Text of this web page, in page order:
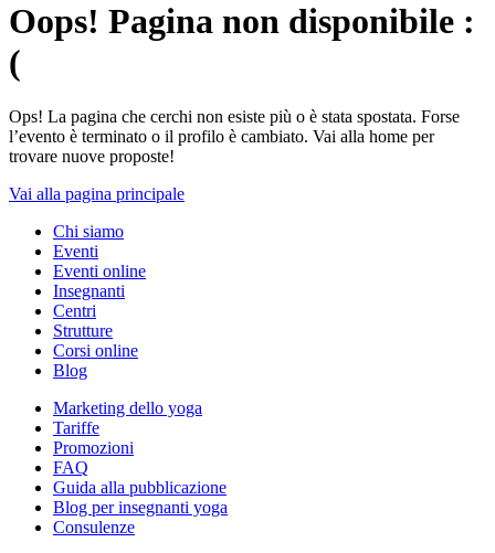
Oops! Pagina non disponibile :
(
Ops! La pagina che cerchi non esiste più o è stata spostata. Forse
l’evento è terminato o il profilo è cambiato. Vai alla home per
trovare nuove proposte!
Vai alla pagina principale
Chi siamo
Eventi
Eventi online
Insegnanti
Centri
Strutture
Corsi online
Blog
Marketing dello yoga
Tariffe
Promozioni
FAQ
Guida alla pubblicazione
Blog per insegnanti yoga
Consulenze